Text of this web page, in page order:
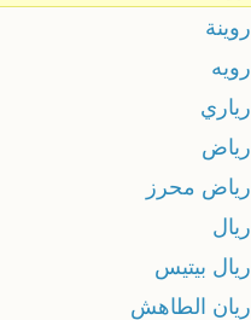
روينة
رويه
رياري
رياض
رياض محرز
ريال
ريال بيتيس
ريان الطاهش